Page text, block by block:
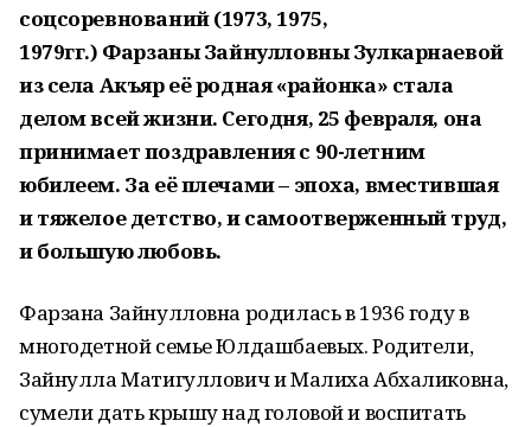
соцсоревнований (1973, 1975,
1979гг.) Фарзаны Зайнулловны Зулкарнаевой
из села Акъяр её родная «районка» стала
делом всей жизни. Сегодня, 25 февраля, она
принимает поздравления с 90-летним
юбилеем. За её плечами – эпоха, вместившая
и тяжелое детство, и самоотверженный труд,
и большую любовь.
Фарзана Зайнулловна родилась в 1936 году в
многодетной семье Юлдашбаевых. Родители,
Зайнулла Матигуллович и Малиха Абхаликовна,
сумели дать крышу над головой и воспитать